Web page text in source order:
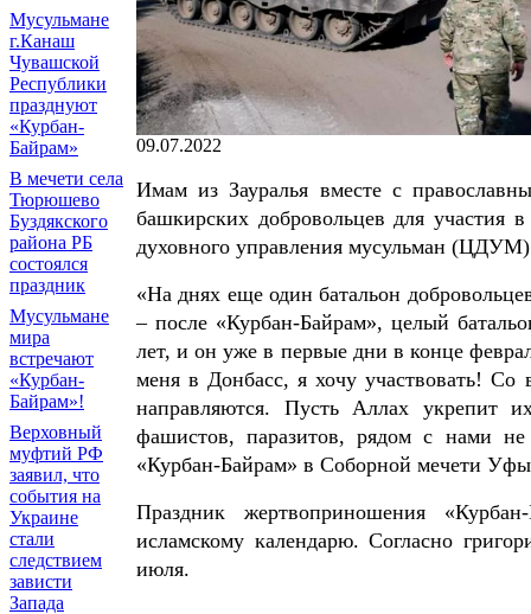
Мусульмане
г.Канаш
Чувашской
Республики
празднуют
«Курбан-
Байрам»
В мечети села
Тюрюшево
Буздякского
района РБ
состоялся
праздник
Мусульмане
мира
встречают
«Курбан-
Байрам»!
Верховный
муфтий РФ
заявил, что
события на
Украине
стали
следствием
зависти
Запада
09.07.2022
Имам из Зауралья вместе с
башкирских добровольцев для участия
духовного управления мусульман
«На днях еще один батальон
– после «Курбан-Байрам», целый
лет, и он уже в первые дни в конце
меня в Донбасс, я хочу участвовать!
направляются. Пусть Аллах укрепит
фашистов, паразитов, рядом с нами
«Курбан-Байрам» в Соборной мечети
Праздник жертвоприношения
исламскому календарю. Согласно
июля.